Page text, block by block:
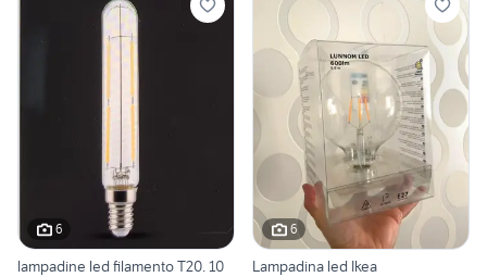
6
lampadine led filamento T20. 10
6
Lampadina led Ikea